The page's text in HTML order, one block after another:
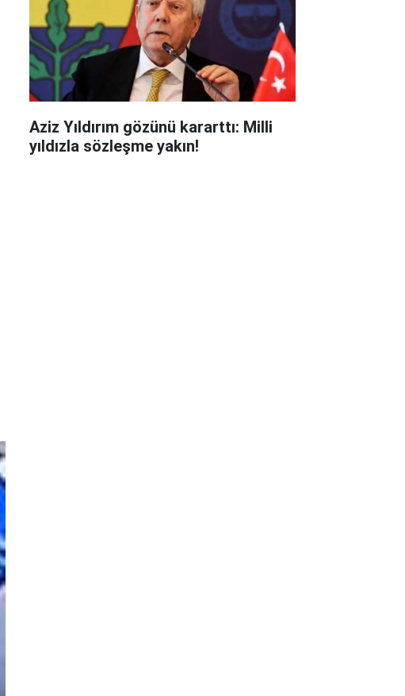
Aziz Yıldırım gözünü kararttı: Milli
yıldızla sözleşme yakın!